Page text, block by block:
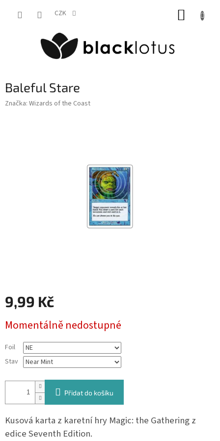
CZK
Baleful Stare
Značka: Wizards of the Coast
9,99 Kč
cena:
Momentálně nedostupné
Foil
Stav
Přidat do košíku
Kusová karta z karetní hry Magic: the Gathering z
edice Seventh Edition.